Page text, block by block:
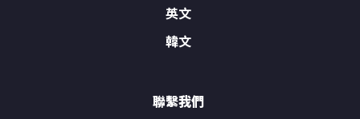
英文
韓文
聯繫我們